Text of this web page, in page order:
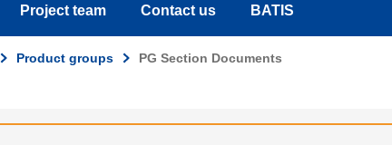
Project team Contact us BATIS
Product groups PG Section Documents